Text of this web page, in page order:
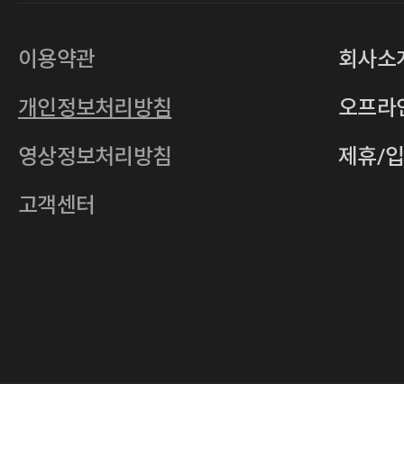
사업자등록번호
통신판매업 2011-서울중구-0149
주소 서울특별시 중구 다산로14길 12 (신당
호스팅사업자
이용약관
개인정보처리방침
영상정보처리방침
고객센터
회사소
오프라
제휴/